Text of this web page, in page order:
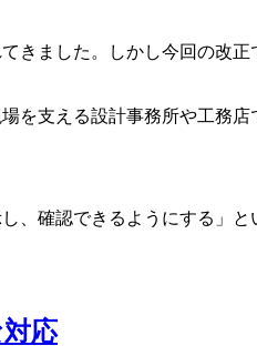
きました。しかし今回の改
を支える設計事務所や工務
、確認できるようにする」
応